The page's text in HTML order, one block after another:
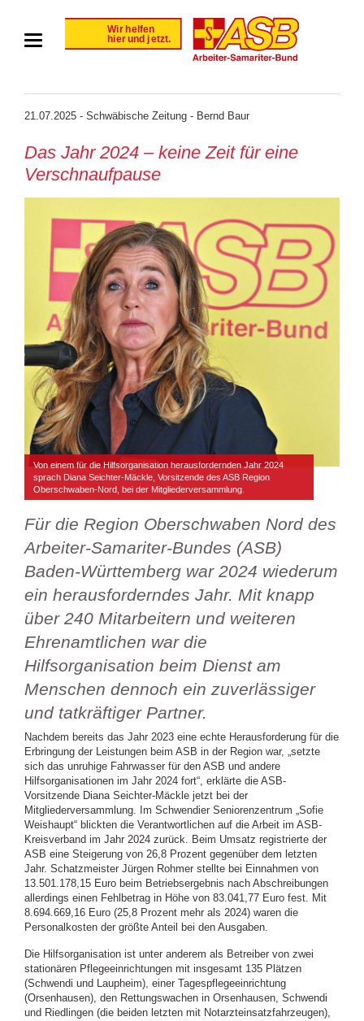
21.07.2025 - Schwäbische Zeitung - Bernd Baur
Das Jahr 2024 – keine Zeit für eine
Verschnaufpause
Von einem für die Hilfsorganisation herausfordernden Jahr 2024
sprach Diana Seichter-Mäckle, Vorsitzende des ASB Region
Oberschwaben-Nord, bei der Mitgliederversammlung.
Für die Region Oberschwaben Nord des
Arbeiter-Samariter-Bundes (ASB)
Baden-Württemberg war 2024 wiederum
ein herausforderndes Jahr. Mit knapp
über 240 Mitarbeitern und weiteren
Ehrenamtlichen war die
Hilfsorganisation beim Dienst am
Menschen dennoch ein zuverlässiger
und tatkräftiger Partner.
Nachdem bereits das Jahr 2023 eine echte Herausforderung für die
Erbringung der Leistungen beim ASB in der Region war, „setzte
sich das unruhige Fahrwasser für den ASB und andere
Hilfsorganisationen im Jahr 2024 fort“, erklärte die ASB-
Vorsitzende Diana Seichter-Mäckle jetzt bei der
Mitgliederversammlung. Im Schwendier Seniorenzentrum „Sofie
Weishaupt“ blickten die Verantwortlichen auf die Arbeit im ASB-
Kreisverband im Jahr 2024 zurück. Beim Umsatz registrierte der
ASB eine Steigerung von 26,8 Prozent gegenüber dem letzten
Jahr. Schatzmeister Jürgen Rohmer stellte bei Einnahmen von
13.501.178,15 Euro beim Betriebsergebnis nach Abschreibungen
allerdings einen Fehlbetrag in Höhe von 83.041,77 Euro fest. Mit
8.694.669,16 Euro (25,8 Prozent mehr als 2024) waren die
Personalkosten der größte Anteil bei den Ausgaben.
Die Hilfsorganisation ist unter anderem als Betreiber von zwei
stationären Pflegeeinrichtungen mit insgesamt 135 Plätzen
(Schwendi und Laupheim), einer Tagespflegeeinrichtung
(Orsenhausen), den Rettungswachen in Orsenhausen, Schwendi
und Riedlingen (die beiden letzten mit Notarzteinsatzfahrzeugen),